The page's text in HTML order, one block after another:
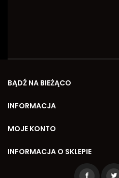
BĄDŹ NA BIEŻĄCO
INFORMACJA
MOJE KONTO
INFORMACJA O SKLEPIE